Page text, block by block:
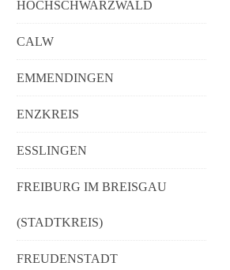
HOCHSCHWARZWALD
CALW
EMMENDINGEN
ENZKREIS
ESSLINGEN
FREIBURG IM BREISGAU
(STADTKREIS)
FREUDENSTADT